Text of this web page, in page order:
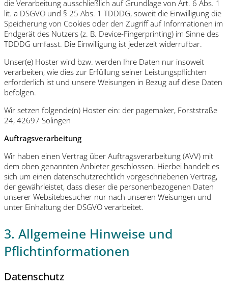
die Verarbeitung ausschließlich auf Grundlage von Art. 6 Abs. 1
lit. a DSGVO und § 25 Abs. 1 TDDDG, soweit die Einwilligung die
Speicherung von Cookies oder den Zugriff auf Informationen im
Endgerät des Nutzers (z. B. Device-Fingerprinting) im Sinne des
TDDDG umfasst. Die Einwilligung ist jederzeit widerrufbar.
Unser(e) Hoster wird bzw. werden Ihre Daten nur insoweit
verarbeiten, wie dies zur Erfüllung seiner Leistungspflichten
erforderlich ist und unsere Weisungen in Bezug auf diese Daten
befolgen.
Wir setzen folgende(n) Hoster ein: der pagemaker, Forststraße
24, 42697 Solingen
Auftragsverarbeitung
Wir haben einen Vertrag über Auftragsverarbeitung (AVV) mit
dem oben genannten Anbieter geschlossen. Hierbei handelt es
sich um einen datenschutzrechtlich vorgeschriebenen Vertrag,
der gewährleistet, dass dieser die personenbezogenen Daten
unserer Websitebesucher nur nach unseren Weisungen und
unter Einhaltung der DSGVO verarbeitet.
3. Allgemeine Hinweise und
Pflichtinformationen
Datenschutz